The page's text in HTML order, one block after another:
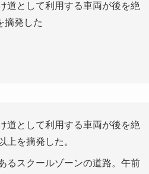
道として利用する車両が後を絶
摘発した
道として利用する車両が後を絶
上を摘発した。
るスクールゾーンの道路。午前